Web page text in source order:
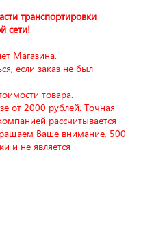
транспортировки
сети!
Магазина.
если заказ не был
товара.
от 2000 рублей. Точная
рассчитывается
Ваше внимание, 500
и не является